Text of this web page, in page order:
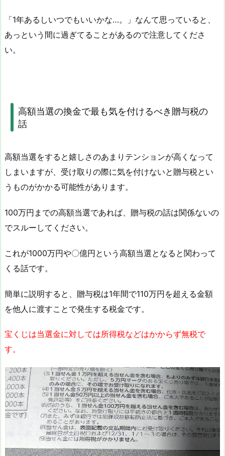
「1年あるしいつでもいいかな…。」なんて思っていると、
あっという間に過ぎてることがあるので注意してくださ
い。
高額当選の換金で最も気を付けるべき贈与税の
話
高額当選をすると嬉しさのあまりテンションが高くなって
しまいますが、受け取りの際に気を付けないと贈与税とい
うものがかかる可能性があります。
100万円までの高額当選であれば、贈与税の話は関係ないの
でスルーしてください。
これが1000万円や〇億円という高額当選となると関わって
くる話です。
簡単に説明すると、贈与税は1年間で110万円を超える金額
を他人に渡すことで発生する税金です。
宝くじは当選金に対しては所得税などはかからず無税で
す。